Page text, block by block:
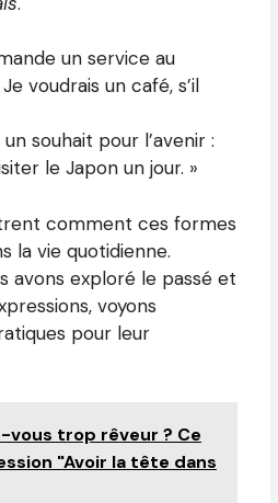
un service au
voudrais un café, s’il
souhait pour l’avenir :
le Japon un jour. »
comment ces formes
la vie quotidienne.
avons exploré le passé et
voyons
pour leur
vous trop rêveur ? Ce
"Avoir la tête dans